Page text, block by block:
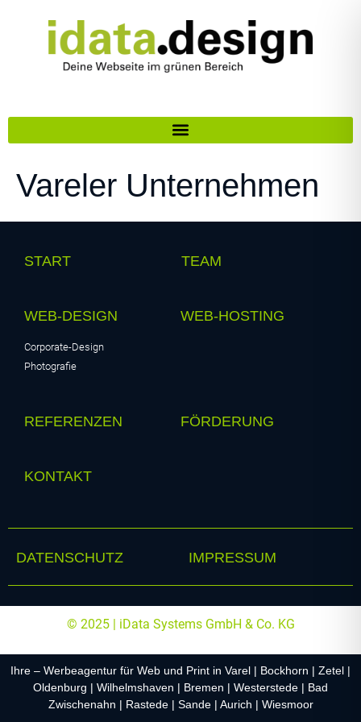
Vareler Unternehmen
START TEAM
WEB-DESIGN
Corporate-Design
Photografie
WEB-HOSTING
REFERENZEN FÖRDERUNG
KONTAKT
DATENSCHUTZ IMPRESSUM
© 2025 | iData Systems GmbH & Co. KG
Ihre – Werbeagentur für Web und Print in Varel | Bockhorn | Zetel |
Oldenburg | Wilhelmshaven | Bremen | Westerstede | Bad
Zwischenahn | Rastede | Sande | Aurich | Wiesmoor